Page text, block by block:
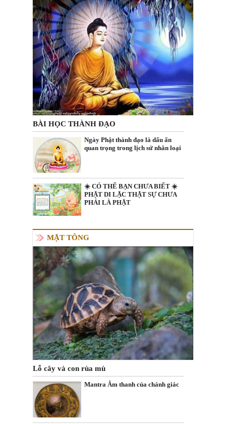
BÀI HỌC THÀNH ĐẠO
Ngày Phật thành đạo là dấu ấn
quan trọng trong lịch sử nhân loại
☀️ CÓ THỂ BẠN CHƯA BIẾT ☀️
PHẬT DI LẶC THẬT SỰ CHƯA
PHẢI LÀ PHẬT
MẬT TÔNG
Lỗ cây và con rùa mù
Mantra Âm thanh của chánh giác